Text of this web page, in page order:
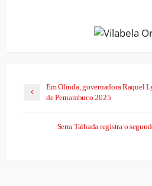
Em Olinda, governadora Raquel
de Pernambuco 2025
Serra Talhada registra o